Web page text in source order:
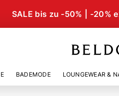
SALE bis zu -50% | -20%
BADEMODE LOUNGEWEAR &